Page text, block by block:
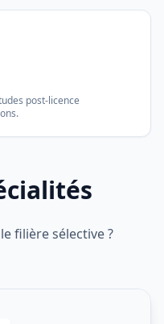
post-licence
filière sélective ?